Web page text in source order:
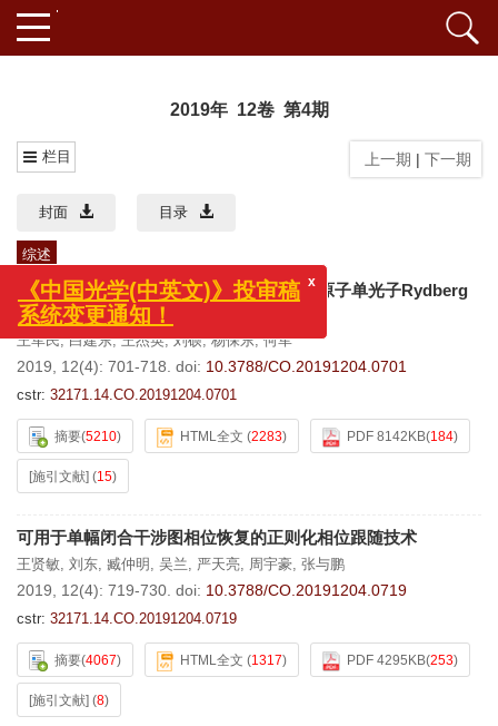
2019年 12卷 第4期
栏目 上一期 | 下一期
封面 目录
综述
瓦级319nm单频连续紫外激光的实现及铯原子单光子Rydberg
激发
王军民,白建东,王杰英,刘硕,杨保东,何军
2019, 12(4): 701-718. doi: 10.3788/CO.20191204.0701
cstr: 32171.14.CO.20191204.0701
摘要(5210) HTML全文 (2283) PDF 8142KB(184)
[施引文献] (15)
可用于单幅闭合干涉图相位恢复的正则化相位跟随技术
王贤敏, 刘东, 臧仲明 , 吴兰, 严天亮, 周宇豪, 张与鹏
2019, 12(4): 719-730. doi: 10.3788/CO.20191204.0719
cstr: 32171.14.CO.20191204.0719
摘要(4067) HTML全文 (1317) PDF 4295KB(253)
[施引文献] (8)
《中国光学(中英文)》投审稿
系统变更通知！